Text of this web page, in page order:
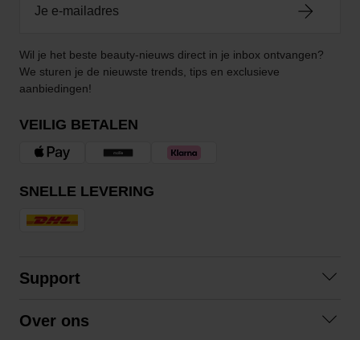
Wil je het beste beauty-nieuws direct in je inbox ontvangen?
We sturen je de nieuwste trends, tips en exclusieve
aanbiedingen!
VEILIG BETALEN
SNELLE LEVERING
Support
Over ons